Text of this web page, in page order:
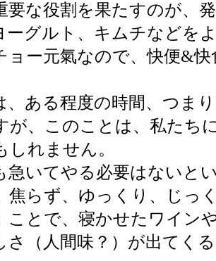
な役割を果たすのが、
ーグルト、キムチなどを
ョー元氣なので、快便&
ある程度の時間、つま
が、このことは、私たち
しれません。
いてやる必要はないと
焦らず、ゆっくり、じっ
ことで、寝かせたワイン
さ（人間味？）が出てく